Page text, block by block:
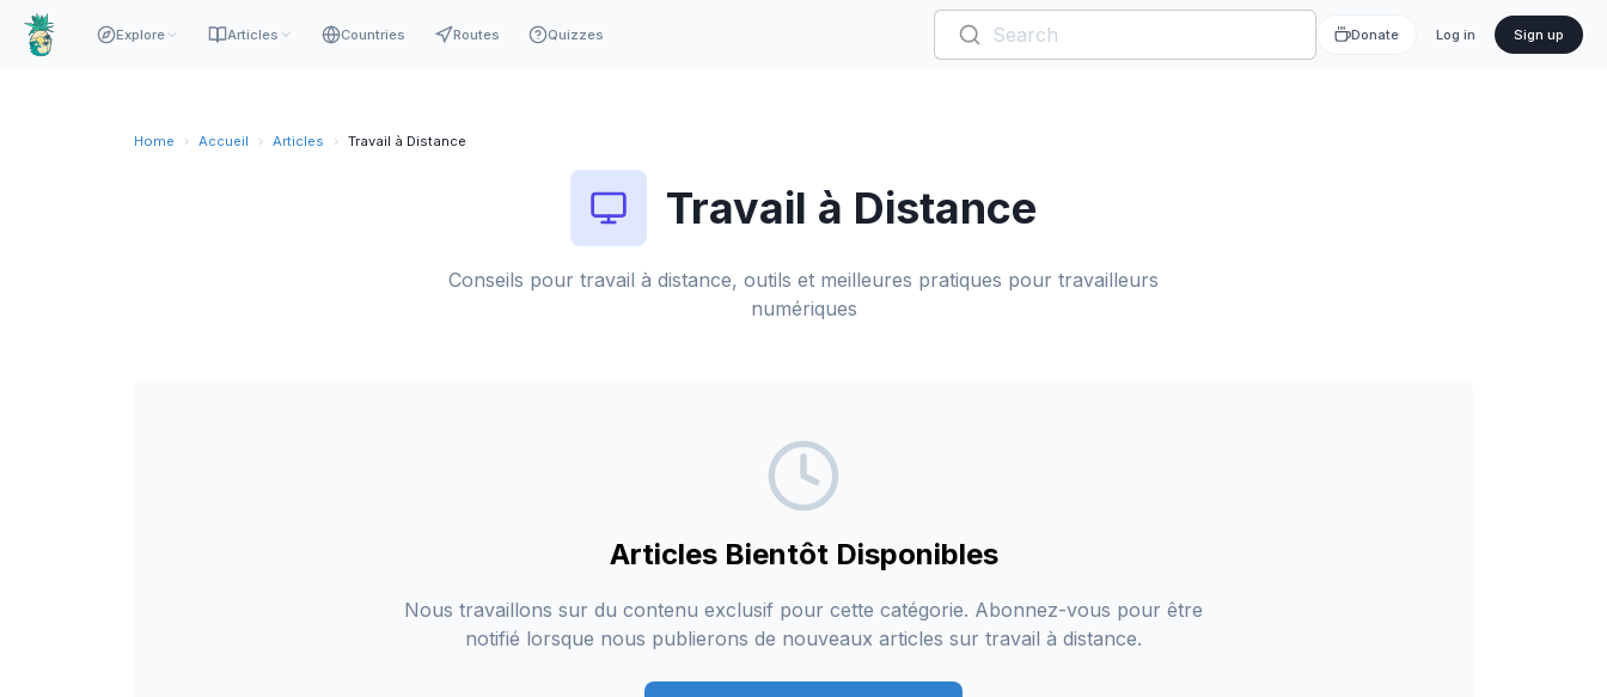
Explore Articles Countries Routes Quizzes Donate Log in Sign up
Home › Accueil › Articles › Travail à Distance
Travail à Distance
Conseils pour travail à distance, outils et meilleures pratiques pour travailleurs
numériques
Articles Bientôt Disponibles
Nous travaillons sur du contenu exclusif pour cette catégorie. Abonnez-vous pour être
notifié lorsque nous publierons de nouveaux articles sur travail à distance.